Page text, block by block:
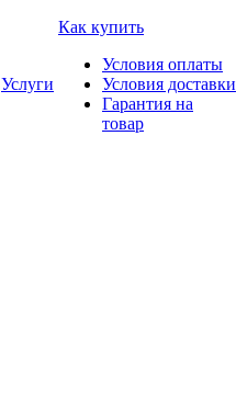
Услуги
Как купить
Условия оплаты
Условия доставки
Гарантия на
товар